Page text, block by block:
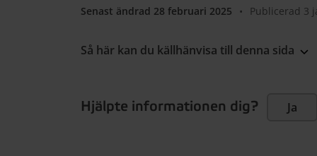
Senast ändrad 28 februari 2025 • Publicerad 3
Så här kan du källhänvisa till denna sida
Hjälpte informationen dig? Ja